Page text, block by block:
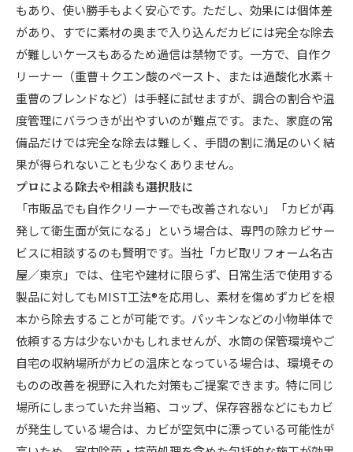
もあり、使い勝手もよく安心です。ただし、効果には個体差
があり、すでに素材の奥まで入り込んだカビには完全な除去
が難しいケースもあるため過信は禁物です。一方で、自作ク
リーナー（重曹＋クエン酸のペースト、または過酸化水素＋
重曹のブレンドなど）は手軽に試せますが、調合の割合や温
度管理にバラつきが出やすいのが難点です。また、家庭の常
備品だけでは完全な除去は難しく、手間の割に満足のいく結
果が得られないことも少なくありません。
プロによる除去や相談も選択肢に
「市販品でも自作クリーナーでも改善されない」「カビが再
発して衛生面が気になる」という場合は、専門の除カビサー
ビスに相談するのも賢明です。当社「カビ取リフォーム名古
屋／東京」では、住宅や建材に限らず、日常生活で使用する
製品に対してもMIST工法®を応用し、素材を傷めずカビを根
本から除去することが可能です。パッキンなどの小物単体で
依頼する方は少ないかもしれませんが、水筒の保管環境やご
自宅の収納場所がカビの温床となっている場合は、環境その
ものの改善を視野に入れた対策もご提案できます。特に同じ
場所にしまっていた弁当箱、コップ、保存容器などにもカビ
が発生している場合は、カビが空気中に漂っている可能性が